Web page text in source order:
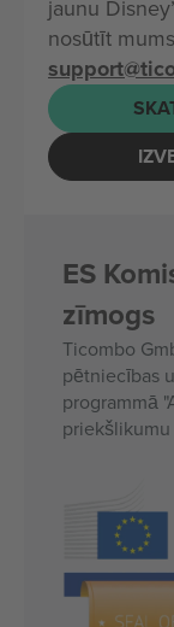
jaunu
nosūtīt
ES
zīmogs
Ticombo
pētniecības
programmā
priekšlikumu